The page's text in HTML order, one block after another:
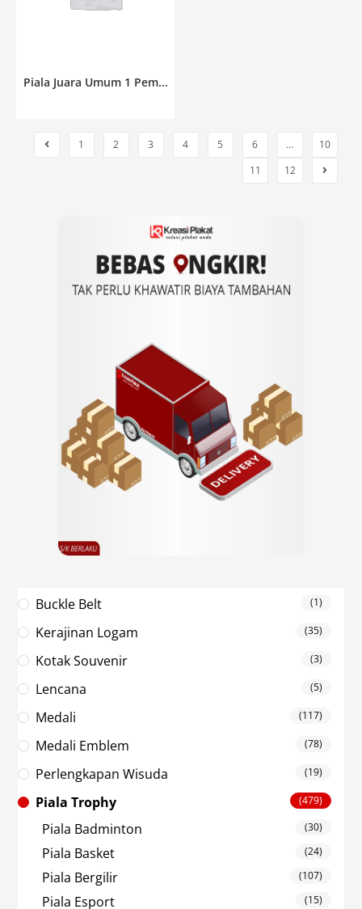
Piala Juara Umum 1 Pem...
1 2 3 4 5 6 …
10
11
12
Buckle Belt (1)
Kerajinan Logam (35)
Kotak Souvenir (3)
Lencana (5)
Medali (117)
Medali Emblem (78)
Perlengkapan Wisuda (19)
Piala Trophy (479)
Piala Badminton (30)
Piala Basket (24)
Piala Bergilir (107)
Piala Esport (15)